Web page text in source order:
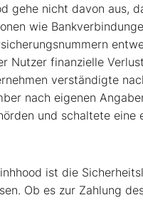
gehe nicht davon aus,
wie
Nutzer finanzielle
verständigte
nach eigenen
und schaltete eine
ist die
Ob es zur Zahlung